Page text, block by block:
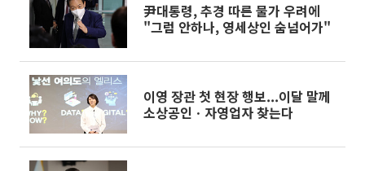
尹대통령, 추경 따른 물가 우려에
"그럼 안하나, 영세상인 숨넘어가"
이영 장관 첫 현장 행보...이달 말께
소상공인ㆍ자영업자 찾는다